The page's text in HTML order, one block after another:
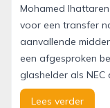
Mohamed
voor een transfer
aanvallende
een afgesproken
glashelder als
Lees verder